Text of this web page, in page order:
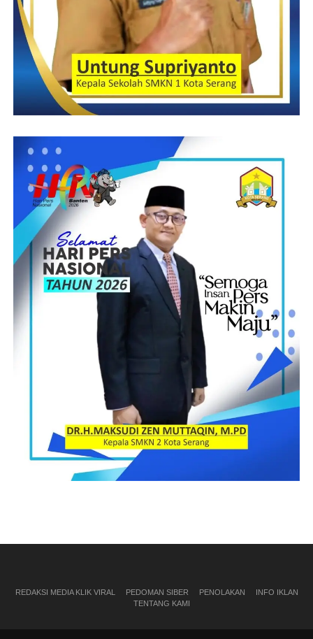
REDAKSI MEDIA KLIK VIRAL PEDOMAN SIBER PENOLAKAN
INFO IKLAN
TENTANG KAMI